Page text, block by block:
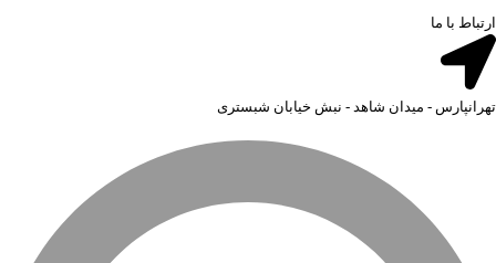
ارتباط با ما
تهرانپارس - میدان شاهد - نبش خیابان شبستری